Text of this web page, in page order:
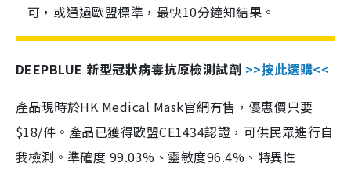
可，或通過歐盟標準，最快10分鐘知結果。
DEEPBLUE 新型冠狀病毒抗原檢測試劑 >>按此選購<<
產品現時於HK Medical Mask官網有售，優惠價只要
$18/件。產品已獲得歐盟CE1434認證，可供民眾進行自
我檢測。準確度 99.03%、靈敏度96.4%、特異性